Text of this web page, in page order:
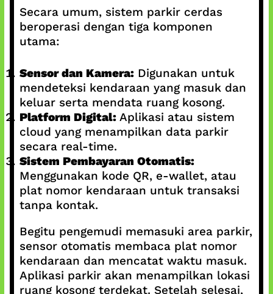
Secara umum, sistem parkir cerdas
beroperasi dengan tiga komponen
utama:
Sensor dan Kamera:Digunakan untuk
mendeteksi kendaraan yang masuk dan
keluar serta mendata ruang kosong.
Platform Digital:Aplikasi atau sistem
cloud yang menampilkan data parkir
secara real-time.
Sistem Pembayaran Otomatis:
Menggunakan kode QR, e-wallet, atau
plat nomor kendaraan untuk transaksi
tanpa kontak.
Begitu pengemudi memasuki area parkir,
sensor otomatis membaca plat nomor
kendaraan dan mencatat waktu masuk.
Aplikasi parkir akan menampilkan lokasi
ruang kosong terdekat. Setelah selesai,